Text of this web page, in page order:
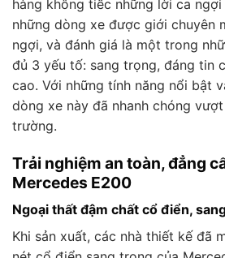
hàng không tiếc những lời ca
những dòng xe được giới chuyên
ngợi, và đánh giá là một trong
đủ 3 yếu tố: sang trọng, đáng tin
cao. Với những tính năng nổi bật
dòng xe này đã nhanh chóng
trường.
Trải nghiệm an toàn, đẳng
Mercedes E200
Ngoại thất đậm chất cổ điển,
Khi sản xuất, các nhà thiết kế đã